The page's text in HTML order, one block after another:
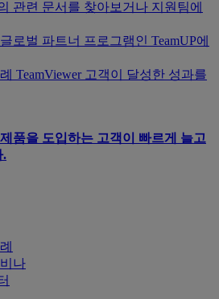
관련 문서를 찾아보거나 지원팀에
글로벌 파트너 프로그램인 TeamUP에
TeamViewer 고객이 달성한 성과를
품을 도입하는 고객이 빠르게 늘고
.
나